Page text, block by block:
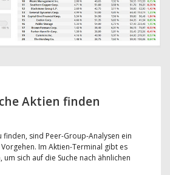
Aktien finden
finden, sind Peer-Group-Analysen ein
Im Aktien-Terminal gibt es
sich auf die Suche nach ähnlichen